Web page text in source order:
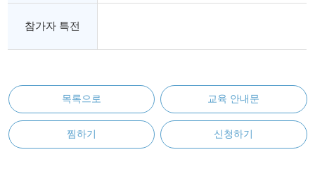
참가자 특전
목록으로 교육 안내문
찜하기 신청하기